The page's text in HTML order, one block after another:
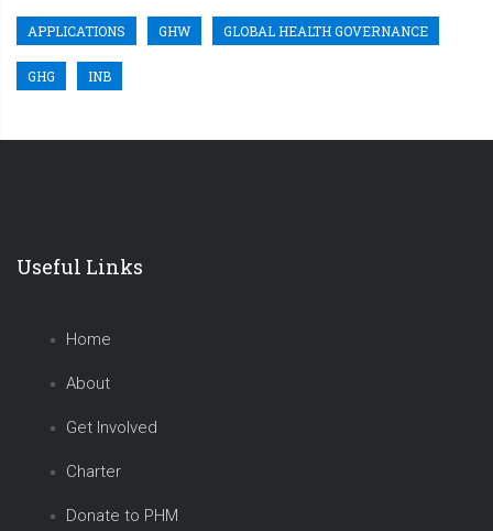
APPLICATIONS GHW GLOBAL HEALTH GOVERNANCE
GHG INB
Useful Links
Home
About
Get Involved
Charter
Donate to PHM